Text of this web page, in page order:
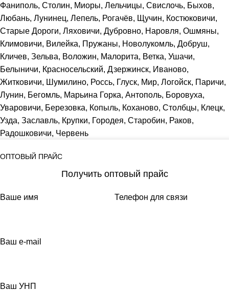
Фаниполь, Столин, Миоры, Лельчицы, Свислочь, Быхов,
Любань, Лунинец, Лепель, Рогачёв, Щучин, Костюковичи,
Старые Дороги, Ляховичи, Дубровно, Наровля, Ошмяны,
Климовичи, Вилейка, Пружаны, Новолукомль, Добруш,
Кличев, Зельва, Воложин, Малорита, Ветка, Ушачи,
Белыничи, Красносельский, Дзержинск, Иваново,
Житковичи, Шумилино, Россь, Глуск, Мир, Логойск, Паричи,
Лунин, Бегомль, Марьина Горка, Антополь, Боровуха,
Уваровичи, Березовка, Копыль, Коханово, Столбцы, Клецк,
Узда, Заславль, Крупки, Городея, Старобин, Раков,
Радошковичи, Червень
ОПТОВЫЙ ПРАЙС
Получить оптовый прайс
Ваше имя Телефон для связи
Ваш e-mail
Ваш УНП